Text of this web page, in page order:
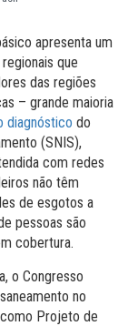
apresenta um
que
das regiões
– grande maioria
diagnóstico do
(SNIS),
com redes
não têm
de esgotos a
pessoas são
cobertura.
o Congresso
no
Projeto de